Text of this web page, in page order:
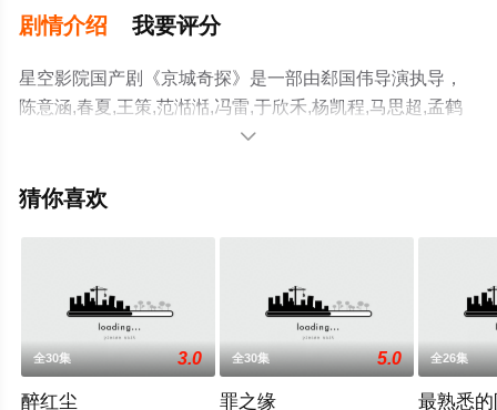
剧情介绍 我要评分
星空影院国产剧《京城奇探》是一部由郄国伟导演执导，
陈意涵,春夏,王策,范湉湉,冯雷,于欣禾,杨凯程,马思超,孟鹤
堂,翟子路,周九良,小爱等演员精彩演绎的中国大陆电视剧，
无删减完整版电视剧全集就上星空影视，热播电视剧提前

猜你喜欢
全30集 3.0
醉红尘
全30集 5.0
罪之缘
全26集
最熟悉